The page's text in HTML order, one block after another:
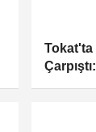
Tokat'ta